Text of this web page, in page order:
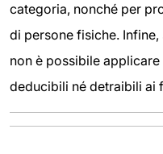
categoria, nonché per
di persone fisiche.
non è possibile
deducibili né detraibili ai